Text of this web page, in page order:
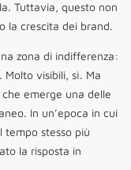
Tuttavia, questo non
la crescita dei brand.
zona di indifferenza:
visibili, sì. Ma
emerge una delle
In un’epoca in cui
tempo stesso più
la risposta in